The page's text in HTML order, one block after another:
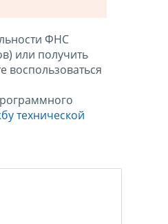
ФНС
или получить
технической